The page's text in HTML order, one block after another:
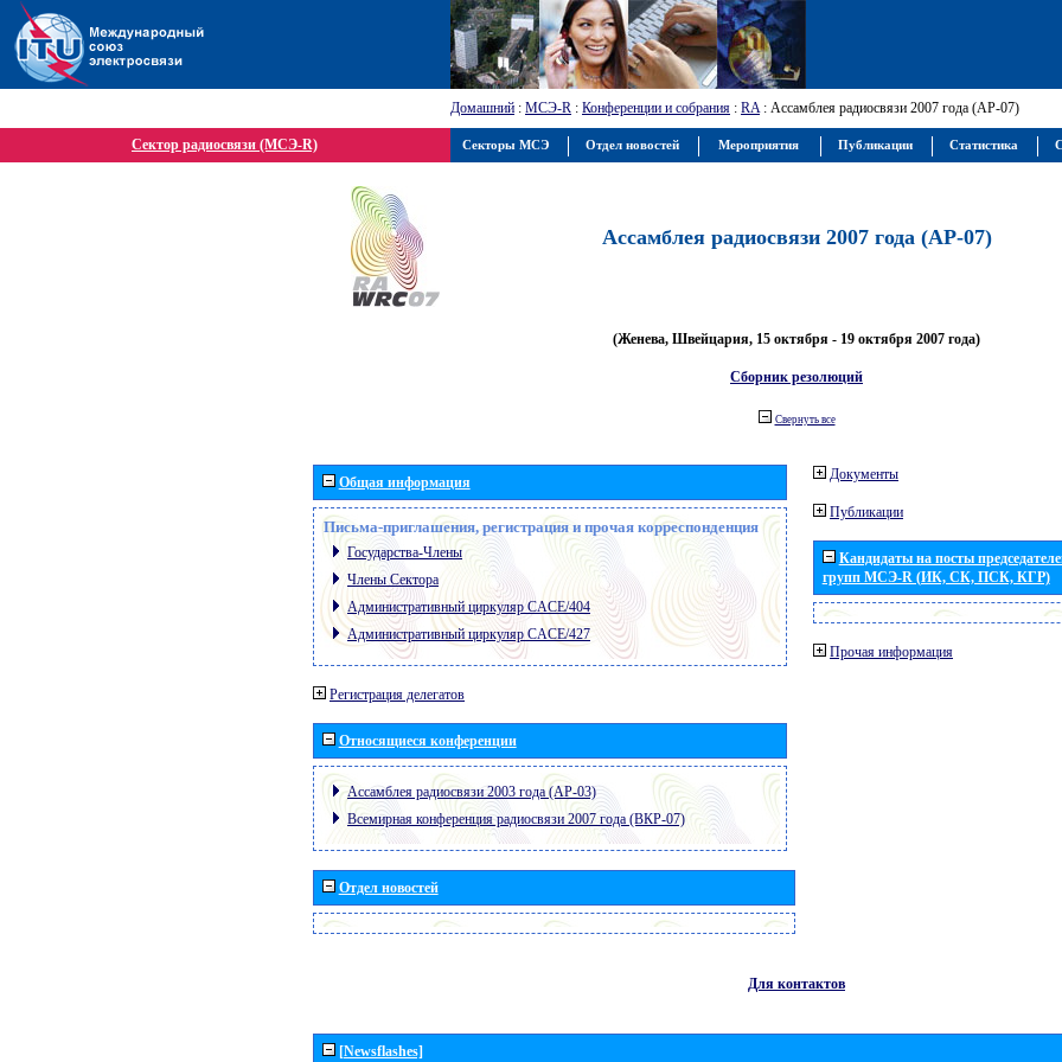
Домашний : МСЭ-R : Конференции и собрания : RA: Ассамблея радиосвязи 2007 года (АР-07)
Сектор радиосвязи (МСЭ-R)
Ассамблея радиосвязи 2007 года (АР-07)
(Женева, Швейцария, 15 октября - 19 октября 2007 года)
Сборник резолюций
Свернуть все
Общая информация
Письма-приглашения, регистрация и прочая корреспонденция
Государства-Члены
Члены Сектора
Административный циркуляр CACE/404
Административный циркуляр CACE/427
Регистрация делегатов
Относящиеся конференции
Ассамблея радиосвязи 2003 года (АР-03)
Всемирная конференция радиосвязи 2007 года (ВКР-07)
Отдел новостей
Документы
Публикации
Кандидаты на посты
групп МСЭ-R (ИК, СК, ПСК, КГР)
Прочая информация
Для контактов
[Newsflashes]
Секторы МСЭ Отдел новостей Мероприятия Публикации Статистика